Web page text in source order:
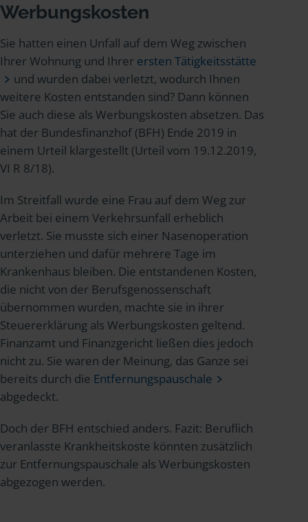
Werbungskosten
Sie hatten einen Unfall auf dem Weg zwischen
Ihrer Wohnung und Ihrer ersten Tätigkeitsstätte
und wurden dabei verletzt, wodurch Ihnen
weitere Kosten entstanden sind? Dann können
Sie auch diese als Werbungskosten absetzen. Das
hat der Bundesfinanzhof (BFH) Ende 2019 in
einem Urteil klargestellt (Urteil vom 19.12.2019,
VI R 8/18).
Im Streitfall wurde eine Frau auf dem Weg zur
Arbeit bei einem Verkehrsunfall erheblich
verletzt. Sie musste sich einer Nasenoperation
unterziehen und dafür mehrere Tage im
Krankenhaus bleiben. Die entstandenen Kosten,
die nicht von der Berufsgenossenschaft
übernommen wurden, machte sie in ihrer
Steuererklärung als Werbungskosten geltend.
Finanzamt und Finanzgericht ließen dies jedoch
nicht zu. Sie waren der Meinung, das Ganze sei
bereits durch die Entfernungspauschale
abgedeckt.
Doch der BFH entschied anders. Fazit: Beruflich
veranlasste Krankheitskoste könnten zusätzlich
zur Entfernungspauschale als Werbungskosten
abgezogen werden.